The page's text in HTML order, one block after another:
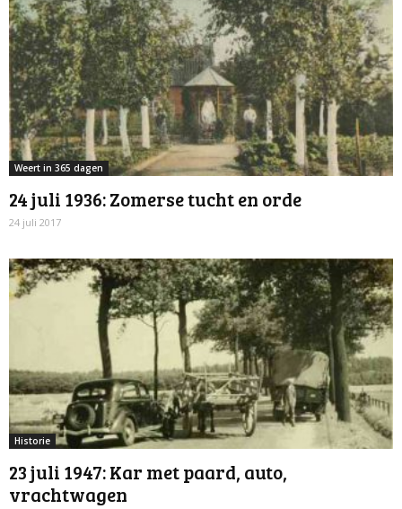
Weert in 365 dagen
24 juli 1936: Zomerse tucht en orde
24 juli 2017
Historie
23 juli 1947: Kar met paard, auto,
vrachtwagen